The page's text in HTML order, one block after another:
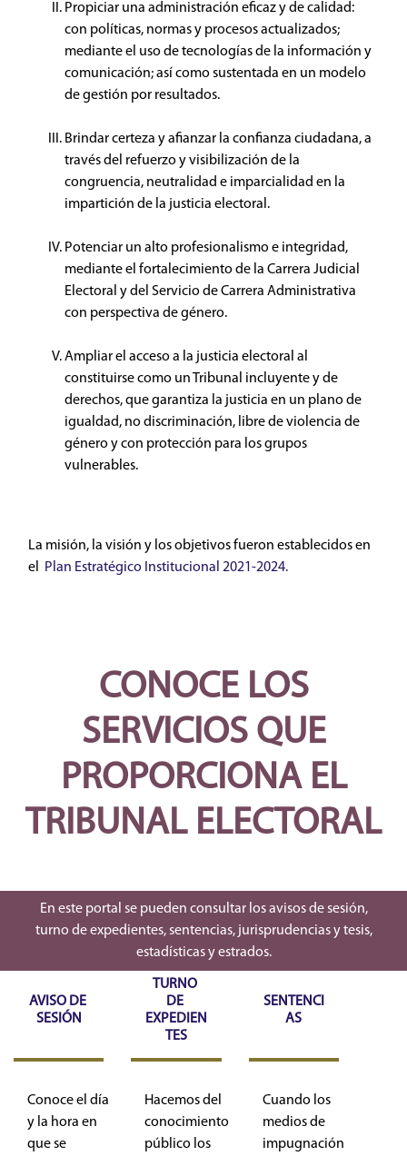
Propiciar una administración eficaz y de calidad:
con políticas, normas y procesos actualizados;
mediante el uso de tecnologías de la información y
comunicación; así como sustentada en un modelo
de gestión por resultados.
Brindar certeza y afianzar la confianza ciudadana, a
través del refuerzo y visibilización de la
congruencia, neutralidad e imparcialidad en la
impartición de la justicia electoral.
Potenciar un alto profesionalismo e integridad,
mediante el fortalecimiento de la Carrera Judicial
Electoral y del Servicio de Carrera Administrativa
con perspectiva de género.
Ampliar el acceso a la justicia electoral al
constituirse como un Tribunal incluyente y de
derechos, que garantiza la justicia en un plano de
igualdad, no discriminación, libre de violencia de
género y con protección para los grupos
vulnerables.
La misión, la visión y los objetivos fueron establecidos en
el
Plan Estratégico Institucional 2021-2024.
CONOCE LOS
SERVICIOS QUE
PROPORCIONA EL
TRIBUNAL ELECTORAL
En este portal se pueden consultar los avisos de sesión,
turno de expedientes, sentencias, jurisprudencias y tesis,
estadísticas y estrados.
AVISO DE
SESIÓN
Conoce el día
y la hora en
que se
TURNO
DE
EXPEDIEN
TES
Hacemos del
conocimiento
público los
SENTENCI
AS
Cuando los
medios de
impugnación